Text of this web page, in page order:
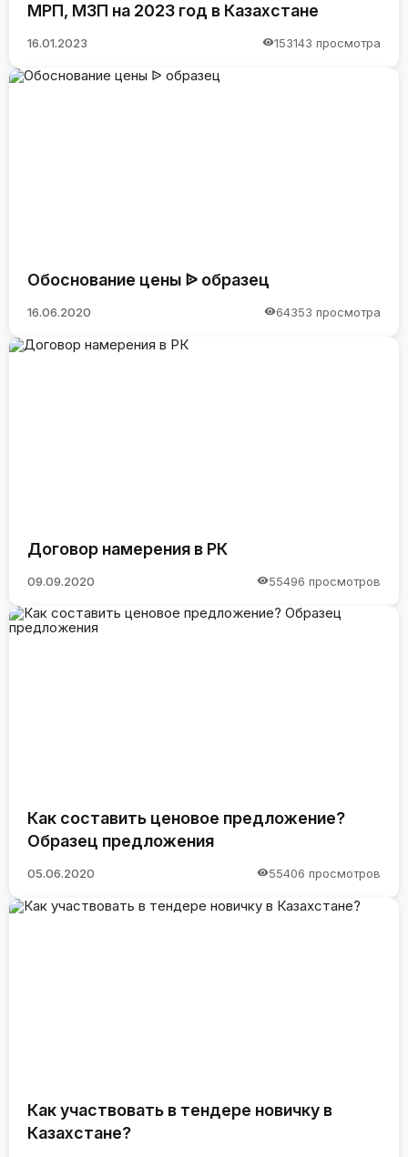
МРП, МЗП на 2023 год в Казахстане
16.01.2023 153143 просмотра
Обоснование цены ᐉ образец
16.06.2020 64353 просмотра
Договор намерения в РК
09.09.2020 55496 просмотров
Как составить ценовое предложение?
Образец предложения
05.06.2020 55406 просмотров
Как участвовать в тендере новичку в
Казахстане?